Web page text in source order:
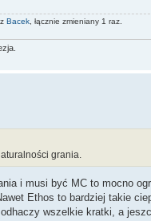
Bacek , łącznie zmieniany 1 raz.
grania.
i musi być MC to mocno
Ethos to bardziej takie
wszelkie kratki, a